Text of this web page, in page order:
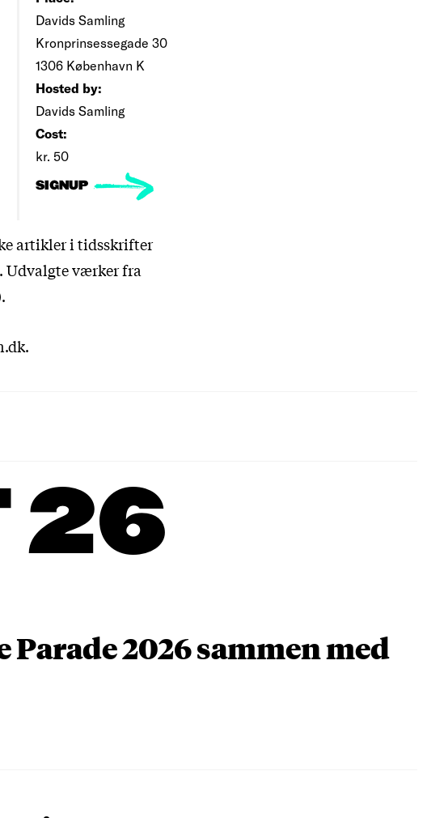
Davids Samling
Kronprinsessegade 30
1306 København K
Hosted by:
Davids Samling
Cost:
kr. 50
SIGNUP
artikler i tidsskrifter
Udvalgte værker fra
26
2026 sammen med